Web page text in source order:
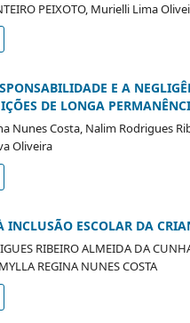
PEIXOTO, Murielli Lima
E A
DE LONGA
Nunes Costa, Nalim Rodrigues
Oliveira
INCLUSÃO ESCOLAR DA
RIBEIRO ALMEIDA DA
REGINA NUNES COSTA